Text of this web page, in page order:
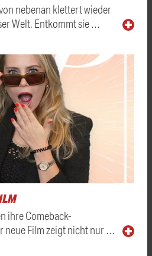
nebenan klettert wieder
Welt. Entkommt sie …
ihre Comeback-
neue Film zeigt nicht nur …